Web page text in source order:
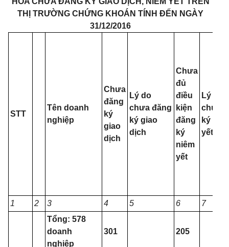
THỊ TRƯỜNG CHỨNG KHOÁN TÍNH ĐẾN NGÀY
31/12/2016
STT
Tên doanh
nghiệp
Chưa
đăng
ký
giao
dịch
Lý do
chưa đăng
ký giao
dịch
Chưa
đủ
điều
kiện
đăng
ký
niêm
yết
Lý do
chưa
ký
yết
1 2 3 4 5 6
7
Tổng: 578
doanh
nghiệp
301 205